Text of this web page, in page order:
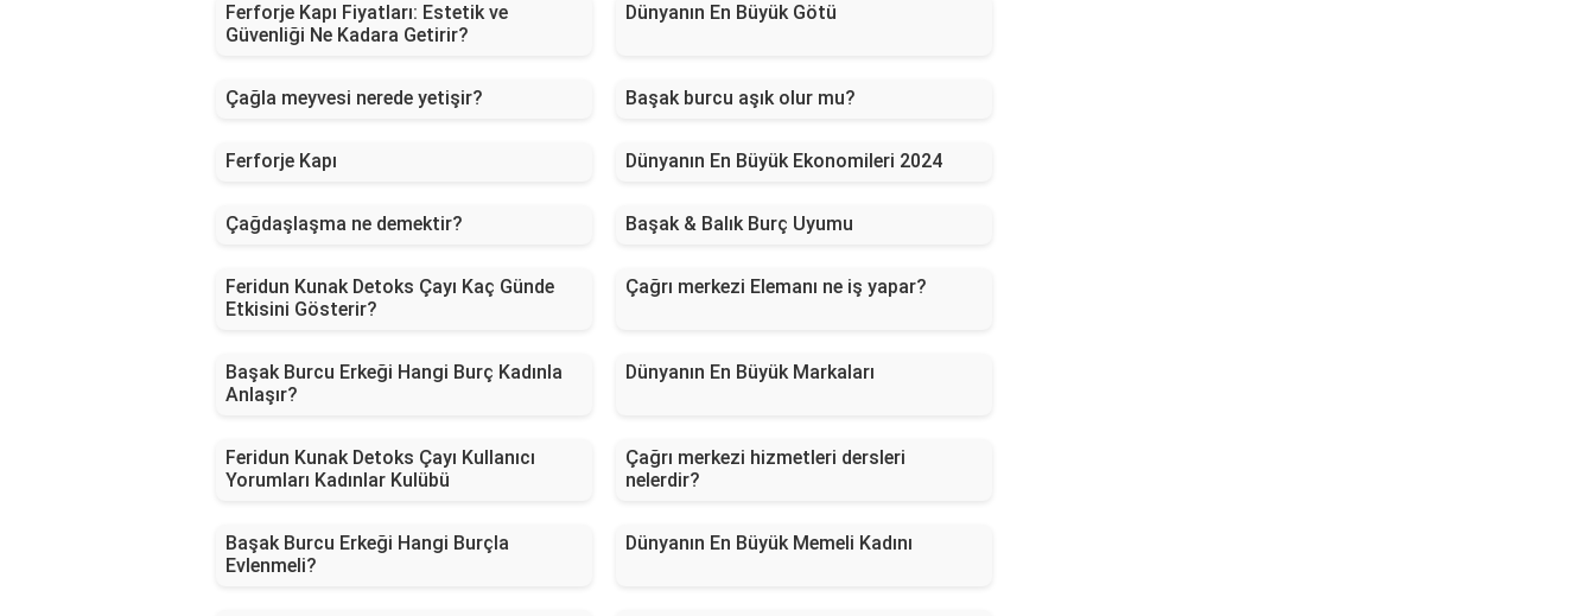
Ferforje Kapı Fiyatları: Estetik ve
Güvenliği Ne Kadara Getirir?
Dünyanın En Büyük Götü
Çağla meyvesi nerede yetişir? Başak burcu aşık olur mu?
Ferforje Kapı Dünyanın En Büyük Ekonomileri 2024
Çağdaşlaşma ne demektir? Başak & Balık Burç Uyumu
Feridun Kunak Detoks Çayı Kaç Günde
Etkisini Gösterir?
Çağrı merkezi Elemanı ne iş yapar?
Başak Burcu Erkeği Hangi Burç Kadınla
Anlaşır?
Dünyanın En Büyük Markaları
Feridun Kunak Detoks Çayı Kullanıcı
Yorumları Kadınlar Kulübü
Çağrı merkezi hizmetleri dersleri
nelerdir?
Başak Burcu Erkeği Hangi Burçla
Evlenmeli?
Dünyanın En Büyük Memeli Kadını